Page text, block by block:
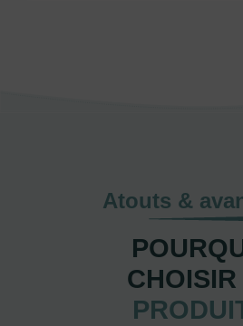
Atouts &
CHOISIR